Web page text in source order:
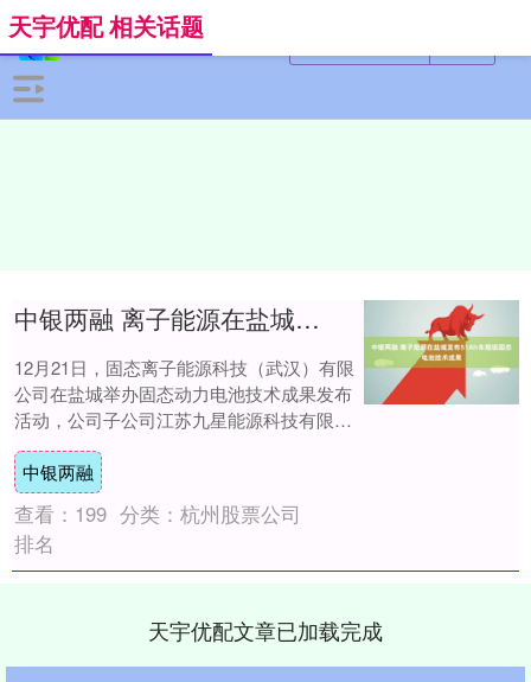
天宇优配 相关话题
中银两融 离子能源在盐城发布51Ah车规级固态电池技术成果
12月21日，固态离子能源科技（武汉）有限
公司在盐城举办固态动力电池技术成果发布
活动，公司子公司江苏九星能源科技有限公
司的51Ah车规级固态电池系列产品已通过
中....
中银两融
查看： 199 分类： 杭州股票公司
排名
天宇优配文章已加载完成